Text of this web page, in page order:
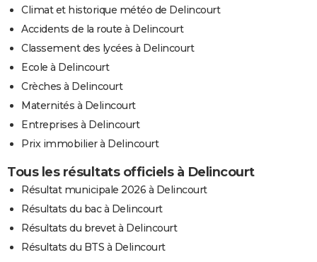
Climat et historique météo de Delincourt
Accidents de la route à Delincourt
Classement des lycées à Delincourt
Ecole à Delincourt
Crèches à Delincourt
Maternités à Delincourt
Entreprises à Delincourt
Prix immobilier à Delincourt
Tous les résultats officiels à Delincourt
Résultat municipale 2026 à Delincourt
Résultats du bac à Delincourt
Résultats du brevet à Delincourt
Résultats du BTS à Delincourt